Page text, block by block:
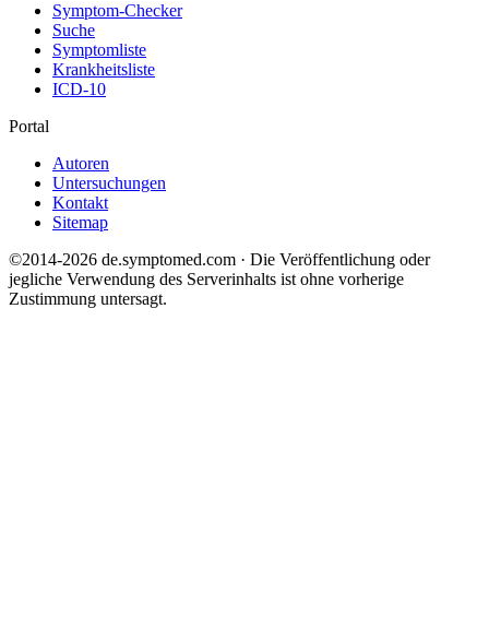
Symptom-Checker
Suche
Symptomliste
Krankheitsliste
ICD-10
Portal
Autoren
Untersuchungen
Kontakt
Sitemap
©2014-2026 de.symptomed.com · Die Veröffentlichung oder
jegliche Verwendung des Serverinhalts ist ohne vorherige
Zustimmung untersagt.